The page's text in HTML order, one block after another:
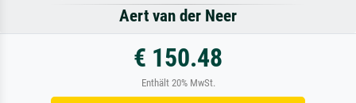
Aert van der Neer
€ 150.48
Enthält 20% MwSt.